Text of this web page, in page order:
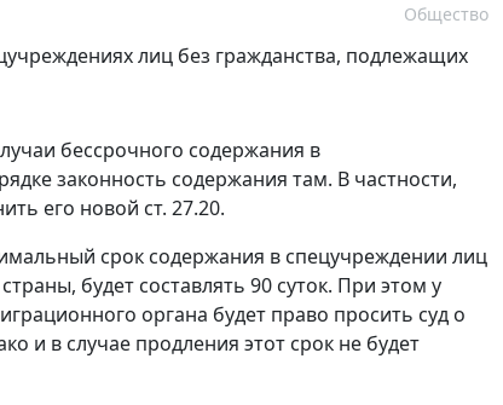
Общество
бессрочного содержания в
законность содержания там. В частности,
его новой ст. 27.20.
срок содержания в спецучреждении лиц
будет составлять 90 суток. При этом у
органа будет право просить суд о
и в случае продления этот срок не будет